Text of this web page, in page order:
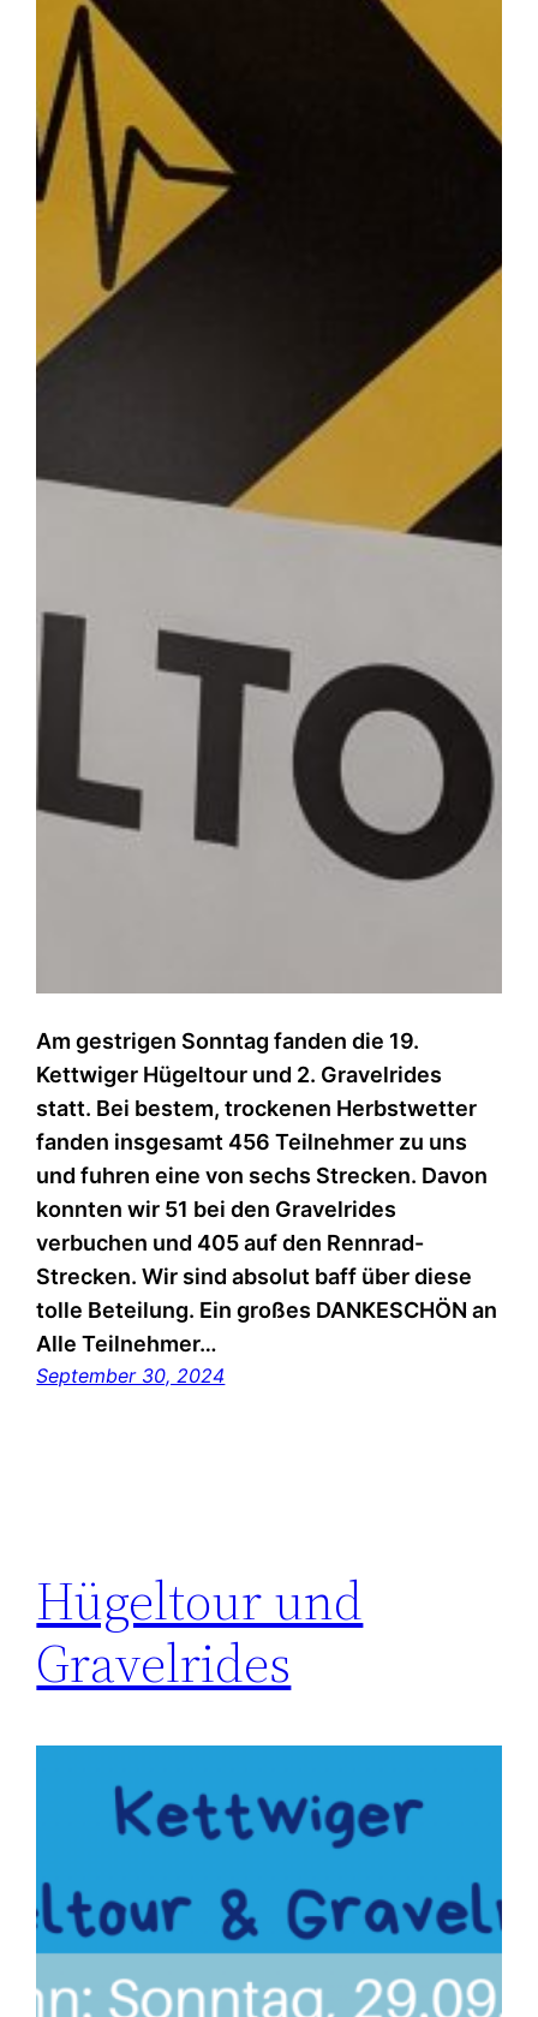
Am gestrigen Sonntag fanden die 19.
Kettwiger Hügeltour und 2. Gravelrides
statt. Bei bestem, trockenen Herbstwetter
fanden insgesamt 456 Teilnehmer zu uns
und fuhren eine von sechs Strecken. Davon
konnten wir 51 bei den Gravelrides
verbuchen und 405 auf den Rennrad-
Strecken. Wir sind absolut baff über diese
tolle Beteilung. Ein großes DANKESCHÖN an
Alle Teilnehmer…
September 30, 2024
Hügeltour und
Gravelrides